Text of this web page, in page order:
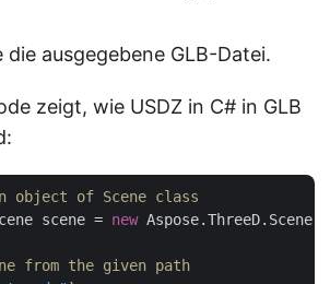
die ausgegebene GLB-Datei.
zeigt, wie USDZ in C# in GLB
of Scene class
scene = new
from the given path